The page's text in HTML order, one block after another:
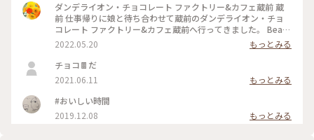
ダンデライオン・チョコレート ファクトリー&カフェ蔵前 蔵
前 仕事帰りに娘と待ち合わせて蔵前のダンデライオン・チョ
コレート ファクトリー&カフェ蔵前へ行ってきました。 Bean
to Bar（ビーントゥバー）とは、カカオ豆からチョコレートバ
ーになるまで一貫して製造を行うことだそうで（いまさら知り
ました💦）、レジ脇の硝子張りのお部屋にはカカオ豆がたくさ
んあり、右側には完成したチョコバーが綺麗に並んでいまし
た。 今日は、蔵前店限定のほうじ茶で香りづけしたホットチ
ョコレートと一番人気のスモアをたべました。 （スモア→グ
ラハムクラッカーの上にチョコレートガナッシュとマシュマロ
が乗っていて、注文を受けてから表面を焼き上げてくれます）
2022.05.20
もっとみる
チョコ🍫だ
2021.06.11
もっとみる
#おいしい時間
2019.12.08
もっとみる